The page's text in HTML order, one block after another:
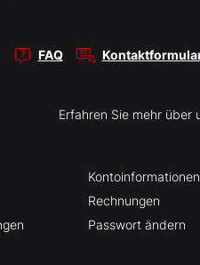
FAQ
Erfahren Sie mehr über
Kontoinformationen
Rechnungen
Passwort ändern